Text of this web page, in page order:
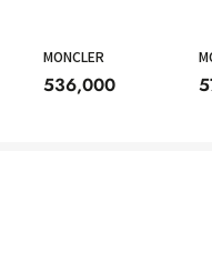
MONCLER
536,000